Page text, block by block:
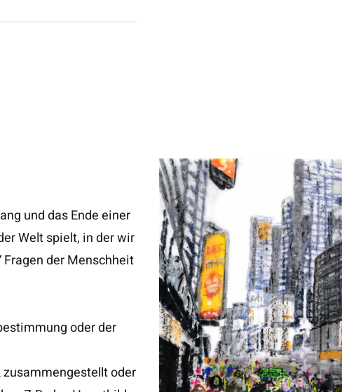
und das Ende einer
Welt spielt, in der wir
Fragen der Menschheit
oder der
zusammengestellt oder